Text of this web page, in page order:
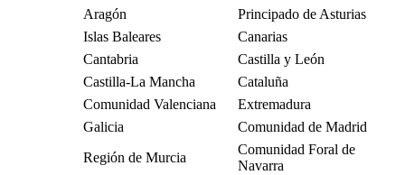
Aragón
Principado de Asturias
Islas Baleares
Canarias
Cantabria
Castilla y León
Castilla-La Mancha
Cataluña
Comunidad Valenciana
Extremadura
Galicia
Comunidad de Madrid
Región de Murcia
Comunidad Foral de
Navarra